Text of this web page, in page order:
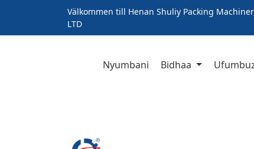
Välkommen till Henan Shuliy Packing
LTD
Nyumbani Bidhaa